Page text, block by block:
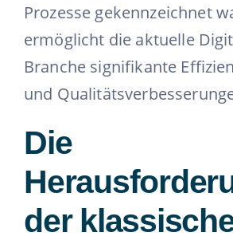
Prozesse gekennzeichnet
ermöglicht die aktuelle
Branche signifikante
und
Die
der